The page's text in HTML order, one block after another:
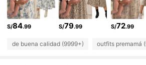
4.88 482K Seguidores
4.88 482K Seguidores
S/84.99 S/79.99 S/72.99
de buena calidad (9999+) outfits premamá